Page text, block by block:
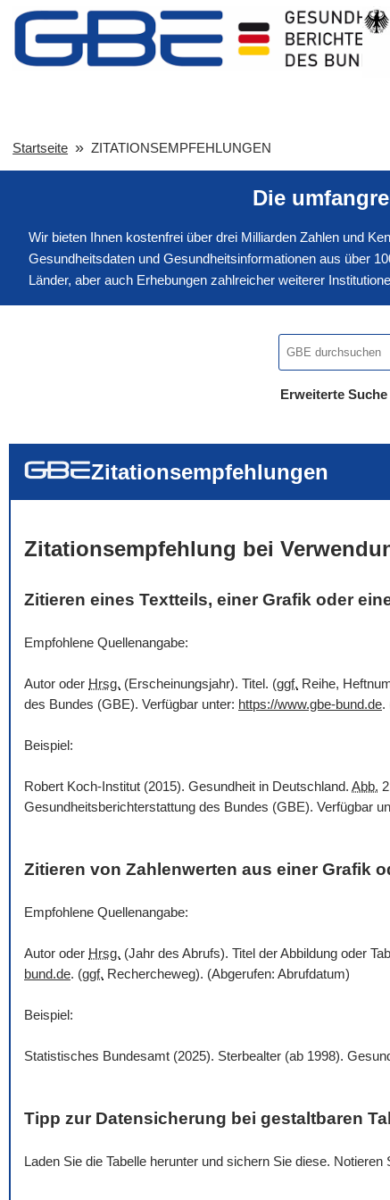
Startseite ZITATIONSEMPFEHLUNGEN
Die
Wir bieten Ihnen kostenfrei über drei Milliarden Zahlen und
Gesundheitsdaten und Gesundheitsinformationen aus über
Länder, aber auch Erhebungen zahlreicher weiterer
Erweiterte Suche
Zitationsempfehlungen
Zitationsempfehlung bei
Zitieren eines Textteils, einer Grafik oder
Empfohlene Quellenangabe:
Autor oder Hrsg. (Erscheinungsjahr). Titel. (ggf. Reihe,
des Bundes (GBE). Verfügbar unter: https://www.gbe-bund.de.
Beispiel:
Robert Koch-Institut (2015). Gesundheit in Deutschland. Abb.
Gesundheitsberichterstattung des Bundes (GBE). Verfügbar
Zitieren von Zahlenwerten aus einer Grafik
Empfohlene Quellenangabe:
Autor oder Hrsg. (Jahr des Abrufs). Titel der Abbildung oder
bund.de. (ggf. Rechercheweg). (Abgerufen: Abrufdatum)
Beispiel:
Statistisches Bundesamt (2025). Sterbealter (ab 1998).
Tipp zur Datensicherung bei gestaltbaren
Laden Sie die Tabelle herunter und sichern Sie diese. Notieren